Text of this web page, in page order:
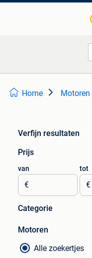
Home Motoren
Verfijn resultaten
Prijs
van
€
tot
€
Categorie
Motoren
Alle zoekertjes